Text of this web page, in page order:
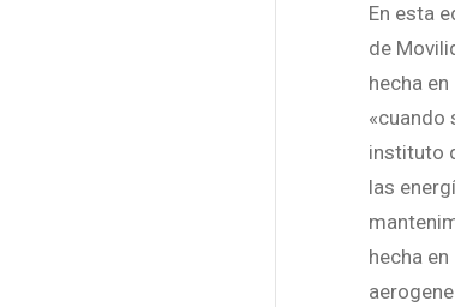
En esta
de
hecha
«cuando
instituto
las
hecha